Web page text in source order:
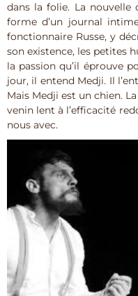
dans la folie. La nouvelle
forme d’un journal
fonctionnaire Russe, y
son existence, les petites
la passion qu’il éprouve
jour, il entend Medji. Il
Mais Medji est un chien.
venin lent à l’efficacité
nous avec.